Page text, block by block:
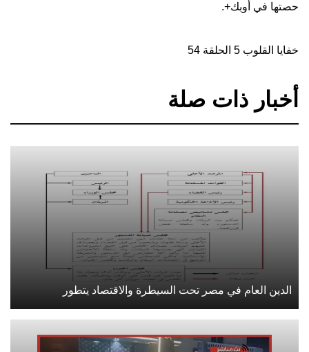
حصتها في أوبك+.
خفايا القلوب 5 الحلقة 54
أخبار ذات صلة
الدين العام في مصر تحت السيطرة والاقتصاد يتطور